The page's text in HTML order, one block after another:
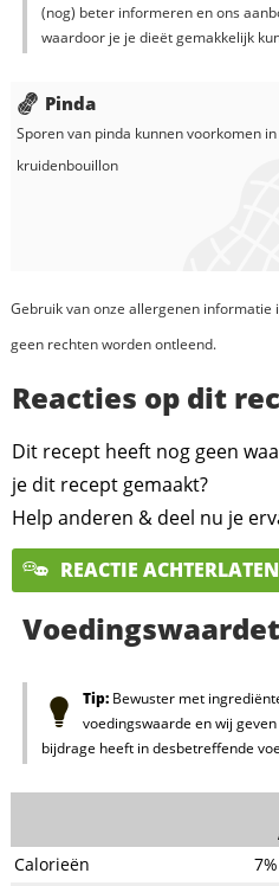
(nog) beter informeren en ons
waardoor je je dieët gemakkelijk
Pinda
Sporen van pinda kunnen voorkomen in
kruidenbouillon
Gebruik van onze allergenen
geen rechten worden ontleend.
Reacties op dit
Dit recept heeft nog geen
je dit recept gemaakt?
Help anderen & deel nu je
REACTIE ACHTERLATEN
Tip:Bewuster met
voedingswaarde en wij
bijdrage heeft in desbetreffende
Calorieën 7%